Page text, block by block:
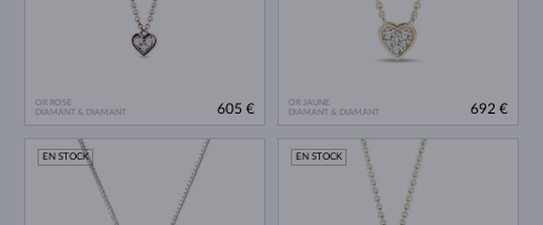
OR ROSE
DIAMANT & DIAMANT
605 €
OR JAUNE
DIAMANT & DIAMANT
692 €
EN STOCK EN STOCK